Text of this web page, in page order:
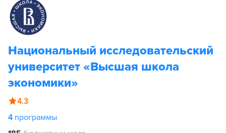
Национальный исследовательский
университет «Высшая школа
экономики»
4.3
4 программы